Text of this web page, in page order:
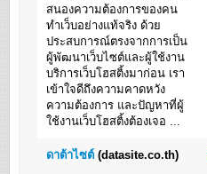
สนองความต้องการของคน
ทำเว็บอย่างแท้จริง ด้วย
ประสบการณ์ตรงจากการเป็น
ผู้พัฒนาเว็บไซต์และผู้ใช้งาน
บริการเว็บโฮสติ้งมาก่อน เรา
เข้าใจดีถึงความคาดหวัง
ความต้องการ และปัญหาที่ผู้
ใช้งานเว็บโฮสติ้งต้องเจอ ...
ดาต้าไซต์ (datasite.co.th)